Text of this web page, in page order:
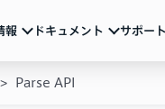
報 ドキュメント サポート
Parse API